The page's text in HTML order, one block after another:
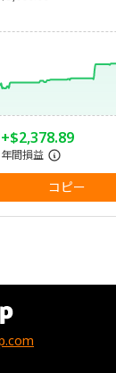
+$2,378.89
年間損益
コピー